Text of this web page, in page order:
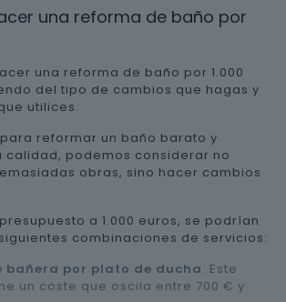
una reforma de baño por
una reforma de baño por 1.000
del tipo de cambios que hagas y
utilices.
reformar un baño barato y
calidad, podemos considerar no
obras, sino hacer cambios
a 1.000 euros, se podrían
combinaciones de servicios:
bañera por plato de ducha: Este
un coste que oscila entre 700 € y